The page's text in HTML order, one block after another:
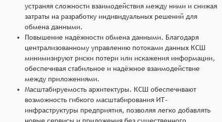
устраняя сложности взаимодействия между ними и снижая
затраты на разработку индивидуальных решений для
обмена данными.
Повышение надёжности обмена данными. Благодаря
централизованному управлению потоками данных КСШ
минимизируют риски потери или искажения информации,
обеспечивая стабильное и надёжное взаимодействие
между приложениями.
Масштабируемость архитектуры. КСШ обеспечивают
возможность гибкого масштабирования ИТ-
инфраструктуры предприятия, позволяя легко добавлять